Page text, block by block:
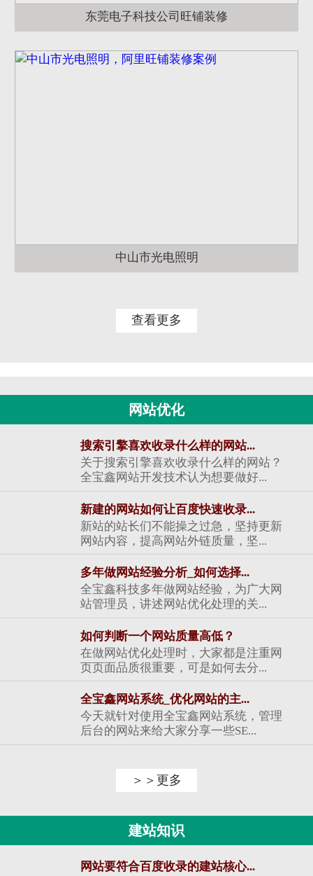
东莞电子科技公司旺铺装修
中山市光电照明
查看更多
网站优化
搜索引擎喜欢收录什么样的网站...
关于搜索引擎喜欢收录什么样的网站？
全宝鑫网站开发技术认为想要做好...
新建的网站如何让百度快速收录...
新站的站长们不能操之过急，坚持更新
网站内容，提高网站外链质量，坚...
多年做网站经验分析_如何选择...
全宝鑫科技多年做网站经验，为广大网
站管理员，讲述网站优化处理的关...
如何判断一个网站质量高低？
在做网站优化处理时，大家都是注重网
页页面品质很重要，可是如何去分...
全宝鑫网站系统_优化网站的主...
今天就针对使用全宝鑫网站系统，管理
后台的网站来给大家分享一些SE...
＞＞更多
建站知识
网站要符合百度收录的建站核心...